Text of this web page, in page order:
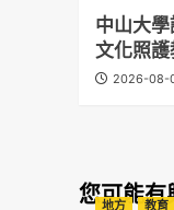
中山大
文化照
2026-08-
您可能有
地方 教育